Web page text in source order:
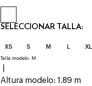
SELECCIONAR TALLA:
XS S M L XL
Talla modelo: M
Altura modelo:1.89 m